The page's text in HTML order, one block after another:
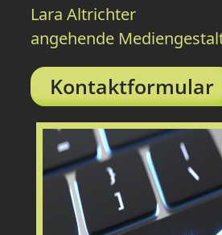
Lara Altrichter
angehende
Kontaktformular